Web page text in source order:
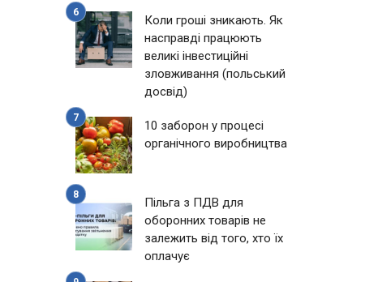
Коли гроші зникають. Як
насправді працюють
великі інвестиційні
зловживання (польський
досвід)
10 заборон у процесі
органічного виробництва
Пільга з ПДВ для
оборонних товарів не
залежить від того, хто їх
оплачує